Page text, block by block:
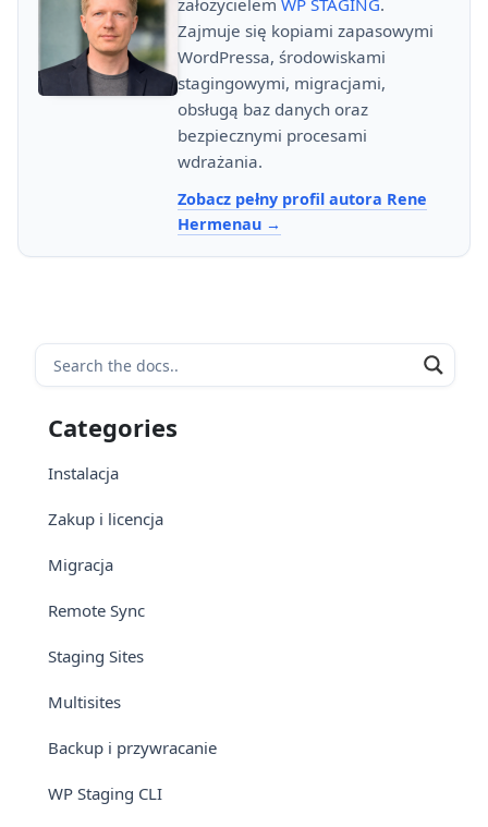
Zajmuje się kopiami zapasowymi
WordPressa, środowiskami
stagingowymi, migracjami,
obsługą baz danych oraz
bezpiecznymi procesami
wdrażania.
Zobacz pełny profil autora Rene
Hermenau
Categories
Instalacja
Zakup i licencja
Migracja
Remote Sync
Staging Sites
Multisites
Backup i przywracanie
WP Staging CLI